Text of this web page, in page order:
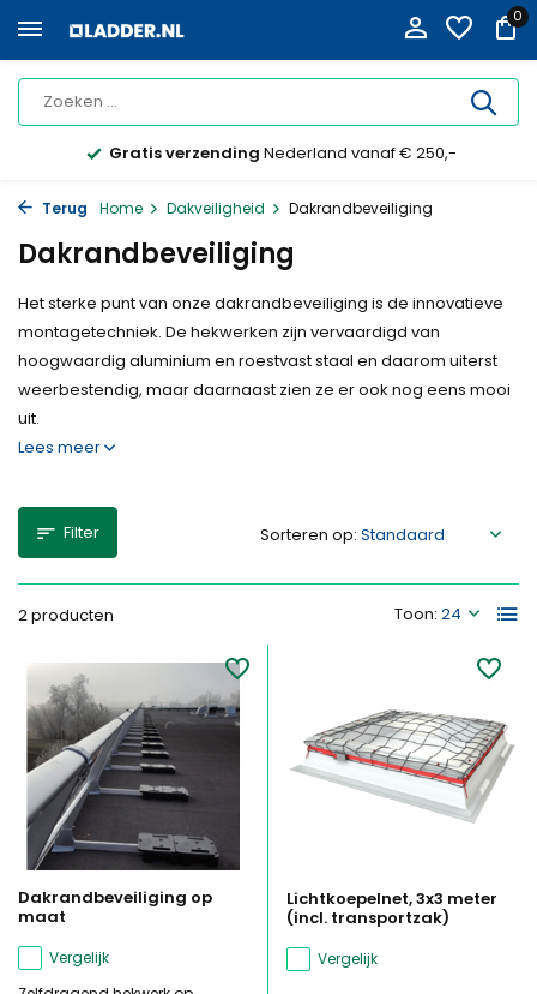
0
Gratis verzending Nederland vanaf € 250,-
Terug Home Dakveiligheid Dakrandbeveiliging
Dakrandbeveiliging
Het sterke punt van onze dakrandbeveiliging is de innovatieve
montagetechniek. De hekwerken zijn vervaardigd van
hoogwaardig aluminium en roestvast staal en daarom uiterst
weerbestendig, maar daarnaast zien ze er ook nog eens mooi
uit.
Lees meer
Filter
2 producten Toon:
Sorteren op:
Dakrandbeveiliging op
maat
Vergelijk
Lichtkoepelnet, 3x3 meter
(incl. transportzak)
Vergelijk